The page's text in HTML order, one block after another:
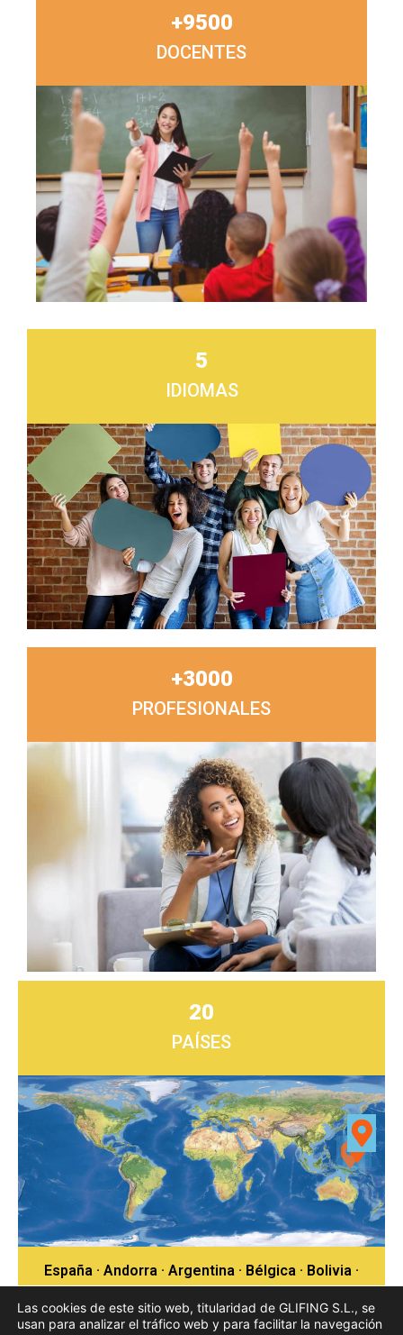
+9500
DOCENTES
5
IDIOMAS
+3000
PROFESIONALES
20
PAÍSES
España · Andorra · Argentina · Bélgica · Bolivia ·
Chile · Colombia · Costa Rica
República Dominicana · Ecuador · Honduras ·
Las cookies de este sitio web, titularidad de GLIFING S.L., se
usan para analizar el tráfico web y para facilitar la navegación